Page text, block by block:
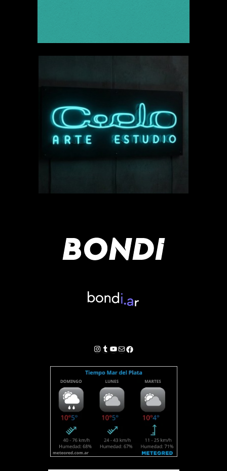
Instagram
Tumblr
YouTube
Correo electrónico
Facebook